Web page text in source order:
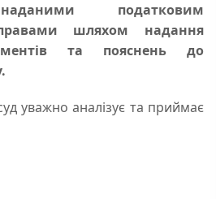
податковим
шляхом надання
та пояснень до
уважно аналізує та приймає